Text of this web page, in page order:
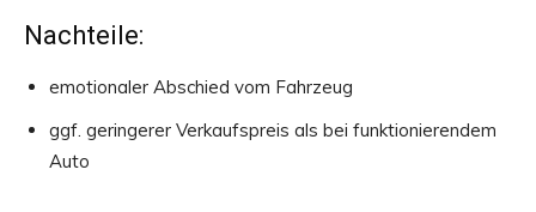
Nachteile:
emotionaler Abschied vom Fahrzeug
ggf. geringerer Verkaufspreis als bei funktionierendem
Auto